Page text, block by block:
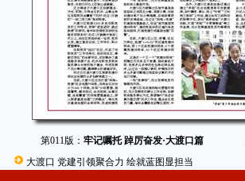
第011版：牢记嘱托 踔厉奋发·大渡口篇
大渡口 党建引领聚合力 绘就蓝图显担当